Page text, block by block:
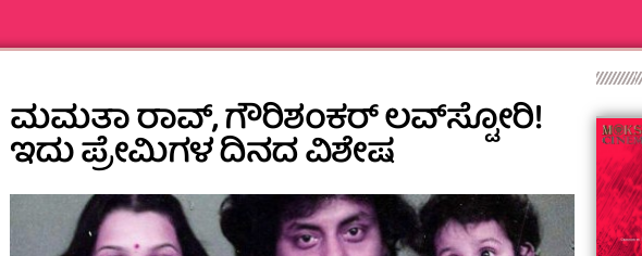
ಮಮತಾ ರಾವ್‌, ಗೌರಿಶಂಕರ್ ಲವ್‌ಸ್ಟೋರಿ!
ಇದು ಪ್ರೇಮಿಗಳ ದಿನದ ವಿಶೇಷ